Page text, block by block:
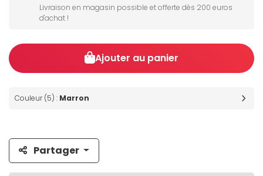
Livraison en magasin possible et offerte dès 200 euros
d'achat !
Ajouter au panier
Couleur (5) : Marron
Partager